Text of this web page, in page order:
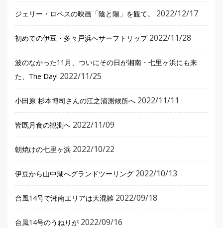
ジェリー・ロペスの映画「陰と陽」を観て。 2022/12/17
初めての伊豆・多々戸浜へサーフトリップ 2022/11/28
波のなかった11月、ついにその日が湘南・七里ヶ浜にも来
た、The Day! 2022/11/25
小田原 杉本博司さんの江之浦測候所へ 2022/11/11
皆既月食の観測へ 2022/11/09
朝焼けの七里ヶ浜 2022/10/22
伊豆から山中湖へグランドツーリング 2022/10/13
台風14号で湘南エリアは大混雑 2022/09/18
台風14号のうねりが 2022/09/16